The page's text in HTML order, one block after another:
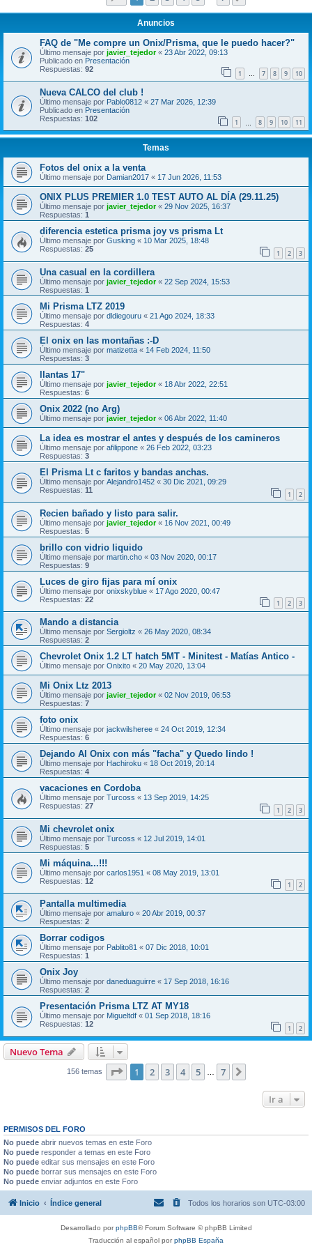
Anuncios
FAQ de "Me compre un Onix/Prisma, que le puedo hacer?"
Último mensaje por javier_tejedor« 23 Abr 2022, 09:13
Publicado en Presentación
Respuestas: 92 1 … 7 8 9 10
Nueva CALCO del club !
Último mensaje por Pablo0812 « 27 Mar 2026, 12:39
Publicado en Presentación
Respuestas: 102 1 8 9 10 11
Temas
Fotos del onix a la venta
Último mensaje por Damian2017 « 17 Jun 2026, 11:53
ONIX PLUS PREMIER 1.0 TEST AUTO AL DÍA (29.11.25)
Último mensaje por javier_tejedor« 29 Nov 2025, 16:37
Respuestas: 1
diferencia estetica prisma joy vs prisma Lt
Último mensaje por Gusking « 10 Mar 2025, 18:48
Respuestas: 25 1 2 3
Una casual en la cordillera
Último mensaje por javier_tejedor« 22 Sep 2024, 15:53
Respuestas: 1
Mi Prisma LTZ 2019
Último mensaje por dldiegouru « 21 Ago 2024, 18:33
Respuestas: 4
El onix en las montañas :-D
Último mensaje por matizetta « 14 Feb 2024, 11:50
Respuestas: 3
llantas 17"
Último mensaje por javier_tejedor« 18 Abr 2022, 22:51
Respuestas: 6
Onix 2022 (no Arg)
Último mensaje por javier_tejedor« 06 Abr 2022, 11:40
La idea es mostrar el antes y después de los camineros
Último mensaje por afilippone « 26 Feb 2022, 03:23
Respuestas: 3
El Prisma Lt c faritos y bandas anchas.
Último mensaje por Alejandro1452 « 30 Dic 2021, 09:29
Respuestas: 11 1 2
Recien bañado y listo para salir.
Último mensaje por javier_tejedor« 16 Nov 2021, 00:49
Respuestas: 5
brillo con vidrio liquido
Último mensaje por martin.cho « 03 Nov 2020, 00:17
Respuestas: 9
Luces de giro fijas para mí onix
Último mensaje por onixskyblue « 17 Ago 2020, 00:47
Respuestas: 22 1 2 3
Mando a distancia
Último mensaje por Sergioltz « 26 May 2020, 08:34
Respuestas: 2
Chevrolet Onix 1.2 LT hatch 5MT - Minitest - Matías Antico -
Último mensaje por Onixito « 20 May 2020, 13:04
Mi Onix Ltz 2013
Último mensaje por javier_tejedor« 02 Nov 2019, 06:53
Respuestas: 7
foto onix
Último mensaje por jackwilsheree « 24 Oct 2019, 12:34
Respuestas: 6
Dejando Al Onix con más "facha" y Quedo lindo !
Último mensaje por Hachiroku « 18 Oct 2019, 20:14
Respuestas: 4
vacaciones en Cordoba
Último mensaje por Turcoss « 13 Sep 2019, 14:25
Respuestas: 27 1 2 3
Mi chevrolet onix
Último mensaje por Turcoss « 12 Jul 2019, 14:01
Respuestas: 5
Mi máquina...!!!
Último mensaje por carlos1951 « 08 May 2019, 13:01
Respuestas: 12 1 2
Pantalla multimedia
Último mensaje por amaluro « 20 Abr 2019, 00:37
Respuestas: 2
Borrar codigos
Último mensaje por Pablito81 « 07 Dic 2018, 10:01
Respuestas: 1
Onix Joy
Último mensaje por daneduaguirre « 17 Sep 2018, 16:16
Respuestas: 2
Presentación Prisma LTZ AT MY18
Último mensaje por Migueltdf « 01 Sep 2018, 18:16
Respuestas: 12 1 2
Nuevo Tema
156 temas Página de
1 2 3 4 5 7
Ir a
PERMISOS DEL FORO
No puede abrir nuevos temas en este Foro
No puede responder a temas en este Foro
No puede editar sus mensajes en este Foro
No puede borrar sus mensajes en este Foro
No puede enviar adjuntos en este Foro
Inicio Índice general Todos los horarios son UTC-03:00
Desarrollado porphpBB® Forum Software © phpBB Limited
Traducción al español porphpBB España